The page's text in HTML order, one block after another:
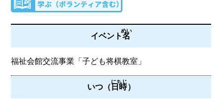
イベント名
めい
福祉会館交流事業「子ども将棋教室」
いつ（日時
にちじ
）